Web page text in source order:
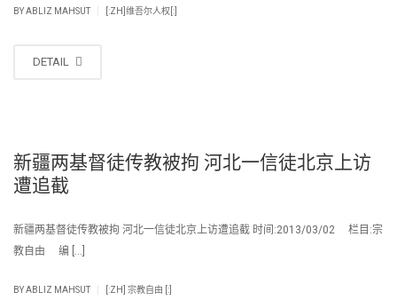
BYABLIZ MAHSUT [:ZH]维吾尔人权[:]
DETAIL
新疆两基督徒传教被拘 河北一信徒北京上访
遭追截
新疆两基督徒传教被拘 河北一信徒北京上访遭追截 时间:2013/03/02 栏目:宗
教自由 编 […]
BYABLIZ MAHSUT [:ZH] 宗教自由 [:]